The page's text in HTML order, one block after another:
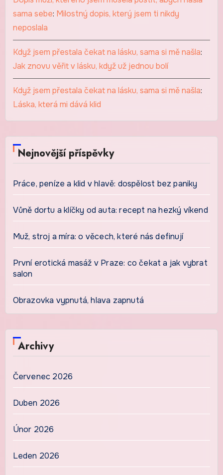
sama sebe: Milostný dopis, který jsem ti nikdy
neposlala
Když jsem přestala čekat na lásku, sama si mě našla:
Jak znovu věřit v lásku, když už jednou bolí
Když jsem přestala čekat na lásku, sama si mě našla:
Láska, která mi dává klid
Nejnovější příspěvky
Práce, peníze a klid v hlavě: dospělost bez paniky
Vůně dortu a klíčky od auta: recept na hezký víkend
Muž, stroj a míra: o věcech, které nás definují
První erotická masáž v Praze: co čekat a jak vybrat
salon
Obrazovka vypnutá, hlava zapnutá
Archivy
Červenec 2026
Duben 2026
Únor 2026
Leden 2026